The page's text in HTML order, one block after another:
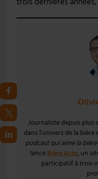
Journaliste depuis plus
dans l’univers de la bière
podcast qui aime la
lance Bière Actu, un
participatif à trois